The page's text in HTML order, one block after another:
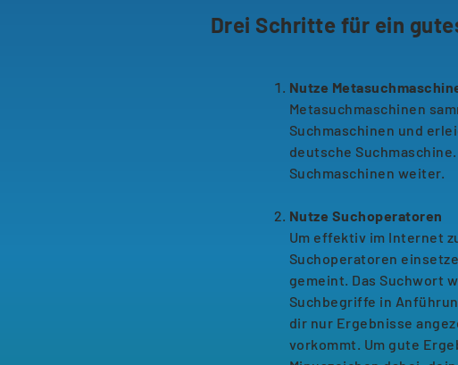
Drei Schritte für ein
Nutze
Metasuchmaschinen
Suchmaschinen und
deutsche
Suchmaschinen weiter.
Nutze Suchoperatoren
Um effektiv im Internet
Suchoperatoren
gemeint. Das Suchwort
Suchbegriffe in
dir nur Ergebnisse
vorkommt. Um gute